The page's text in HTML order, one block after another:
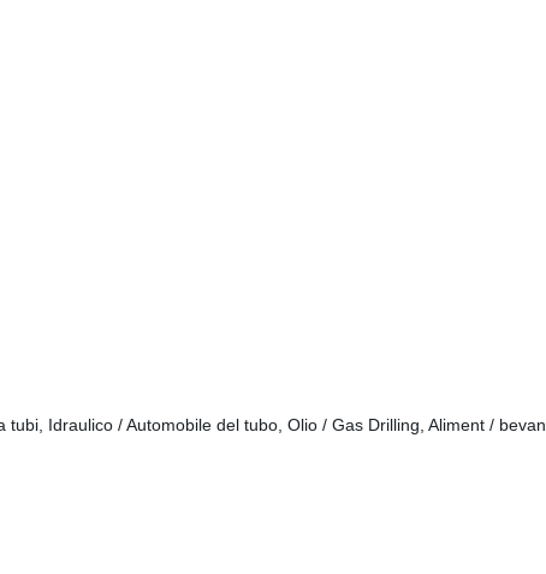
Idraulico / Automobile del tubo, Olio / Gas Drilling, Aliment /